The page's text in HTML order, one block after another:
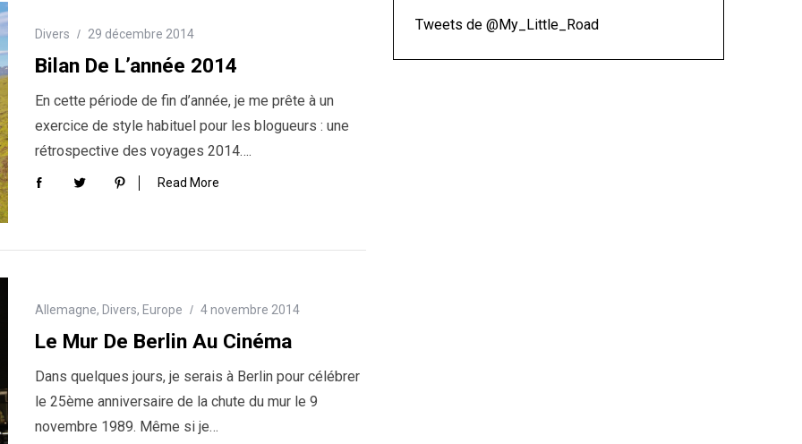
Divers 29 décembre 2014
Bilan De L’année 2014
En cette période de fin d’année, je me prête à un
exercice de style habituel pour les blogueurs : une
rétrospective des voyages 2014….
Read More
Allemagne, Divers, Europe 4 novembre 2014
Le Mur De Berlin Au Cinéma
Dans quelques jours, je serais à Berlin pour célébrer
le 25ème anniversaire de la chute du mur le 9
novembre 1989. Même si je…
Tweets de @My_Little_Road